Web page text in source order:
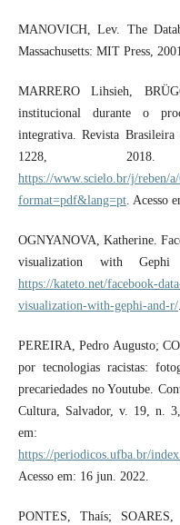
MANOVICH, Lev. The
Massachusetts: MIT Press, 2001.
MARRERO Lihsieh,
institucional durante o
integrativa. Revista
1228,
https://www.scielo.br/j/reben/
format=pdf&lang=pt. Acesso
OGNYANOVA, Katherine.
visualization with
https://kateto.net/facebook-
visualization-with-gephi-and-r/
PEREIRA, Pedro Augusto;
por tecnologias racistas:
precariedades no Youtube.
Cultura, Salvador, v. 19, n.
em:
https://periodicos.ufba.br/
Acesso em: 16 jun. 2022.
PONTES, Thaís;